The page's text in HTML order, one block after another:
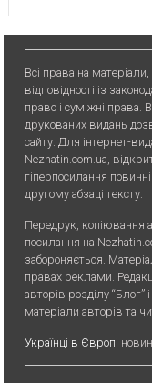
Всі права на
відповідності із
право і суміжні
друкованих видань
сайту. Для iнтернет-
Nezhatin.com.ua,
гіперпосилання
другому абзаці тексту.
Передрук, копiювання
посилання на
забороняється.
правах реклами.
авторів розділу “Блог”
матеріали авторів та
Українці в Європі